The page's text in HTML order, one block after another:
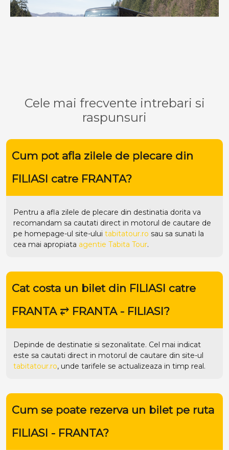
Cele mai frecvente intrebari si
raspunsuri
Cum pot afla zilele de plecare din
FILIASI catre FRANTA?
Pentru a afla zilele de plecare din destinatia dorita va
recomandam sa cautati direct in motorul de cautare de
pe homepage-ul site-ului tabitatour.ro sau sa sunati la
cea mai apropiata agentie Tabita Tour.
Cat costa un bilet din FILIASI catre
FRANTA ⥂ FRANTA - FILIASI?
Depinde de destinatie si sezonalitate. Cel mai indicat
este sa cautati direct in motorul de cautare din site-ul
tabitatour.ro, unde tarifele se actualizeaza in timp real.
Cum se poate rezerva un bilet pe ruta
FILIASI - FRANTA?